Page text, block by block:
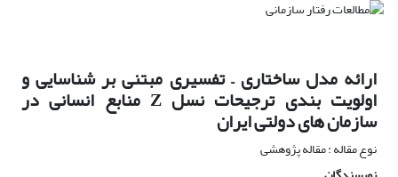
ارائه مدل ساختاری – تفسیری مبتنی بر شناسایی و
اولویت بندی ترجیحات نسل Z منابع انسانی در
سازمان های دولتی ایران
نوع مقاله : مقاله پژوهشی